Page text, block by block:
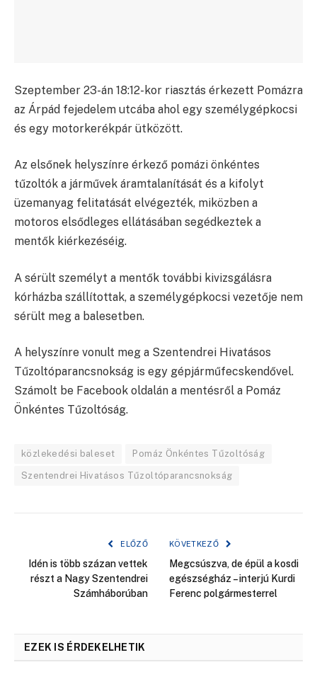
Szeptember 23-án 18:12-kor riasztás érkezett Pomázra
az Árpád fejedelem utcába ahol egy személygépkocsi
és egy motorkerékpár ütközött.
Az elsőnek helyszínre érkező pomázi önkéntes
tűzoltók a járművek áramtalanítását és a kifolyt
üzemanyag felitatását elvégezték, miközben a
motoros elsődleges ellátásában segédkeztek a
mentők kiérkezéséig.
A sérült személyt a mentők további kivizsgálásra
kórházba szállítottak, a személygépkocsi vezetője nem
sérült meg a balesetben.
A helyszínre vonult meg a Szentendrei Hivatásos
Tűzoltóparancsnokság is egy gépjárműfecskendővel.
Számolt be Facebook oldalán a mentésről a Pomáz
Önkéntes Tűzoltóság.
közlekedési baleset Pomáz Önkéntes Tűzoltóság
Szentendrei Hivatásos Tűzoltóparancsnokság
ELŐZŐ
Idén is több százan vettek
részt a Nagy Szentendrei
Számháborúban
KÖVETKEZŐ
Megcsúszva, de épül a kosdi
egészségház – interjú Kurdi
Ferenc polgármesterrel
EZEK IS ÉRDEKELHETIK